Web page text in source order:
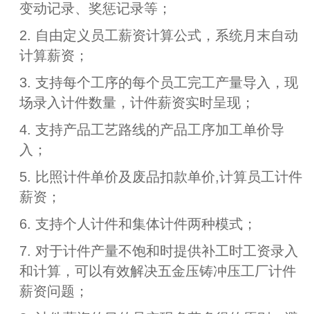
变动记录、奖惩记录等；
2. 自由定义员工薪资计算公式，系统月末自动
计算薪资；
3. 支持每个工序的每个员工完工产量导入，现
场录入计件数量，计件薪资实时呈现；
4. 支持产品工艺路线的产品工序加工单价导
入；
5. 比照计件单价及废品扣款单价,计算员工计件
薪资；
6. 支持个人计件和集体计件两种模式；
7. 对于计件产量不饱和时提供补工时工资录入
和计算，可以有效解决五金压铸冲压工厂计件
薪资问题；